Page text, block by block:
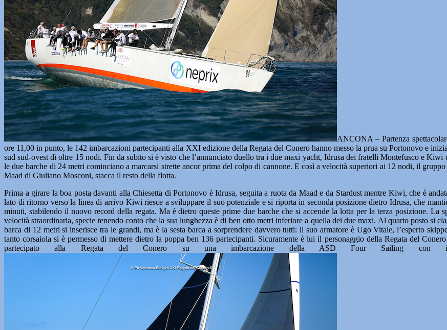
ANCONA – Partenza
ore 11,00 in punto, le 142 imbarcazioni partecipanti alla XXI edizione della Regata del Conero hanno messo la prua su Portonovo e
sud sud-ovest di oltre 15 nodi. Fin da subito si è visto che l’annunciato duello tra i due maxi yacht, Idrusa dei fratelli Montefusco e Kiwi
le due barche di 24 metri cominciano a marcarsi strette ancor prima del colpo di cannone. E così a velocità superiori ai 12 nodi, il
Maad di Giuliano Mosconi, stacca il resto della flotta.
Prima a girare la boa posta davanti alla Chiesetta di Portonovo è Idrusa, seguita a ruota da Maad e da Stardust mentre Kiwi, che è
lato di ritorno verso la linea di arrivo Kiwi riesce a sviluppare il suo potenziale e si riporta in seconda posizione dietro Idrusa, che
minuti, stabilendo il nuovo record della regata. Ma è dietro queste prime due barche che si accende la lotta per la terza posizione. La
velocità straordinaria, specie tenendo conto che la sua lunghezza è di ben otto metri inferiore a quella dei due maxi. Al quarto posto si
barca di 12 metri si inserisce tra le grandi, ma è la sesta barca a sorprendere davvero tutti: il suo armatore è Ugo Vitale, l’esperto
tanto corsaiola si è permesso di mettere dietro la poppa ben 136 partecipanti. Sicuramente è lui il personaggio della Regata del
partecipato alla Regata del Conero su una imbarcazione della ASD Four Sailing con